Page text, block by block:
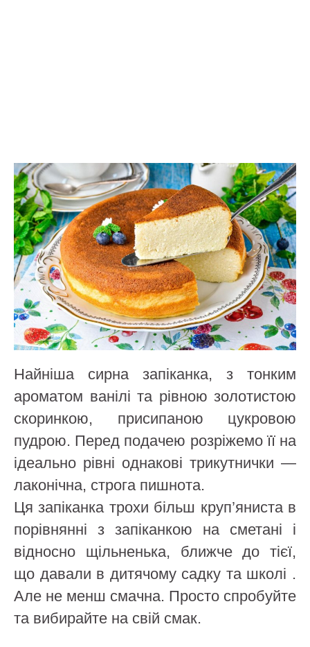
Найніша сирна запіканка, з тонким
ароматом ванілі та рівною золотистою
скоринкою, присипаною цукровою
пудрою. Перед подачею розріжемо її на
ідеально рівні однакові трикутнички —
лаконічна, строга пишнота.
Ця запіканка трохи більш круп’яниста в
порівнянні з запіканкою на сметані і
відносно щільненька, ближче до тієї,
що давали в дитячому садку та школі .
Але не менш смачна. Просто спробуйте
та вибирайте на свій смак.